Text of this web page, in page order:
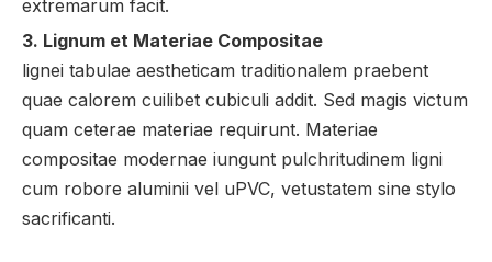
extremarum facit.
3. Lignum et Materiae Compositae
lignei tabulae aestheticam traditionalem praebent
quae calorem cuilibet cubiculi addit. Sed magis victum
quam ceterae materiae requirunt. Materiae
compositae modernae iungunt pulchritudinem ligni
cum robore aluminii vel uPVC, vetustatem sine stylo
sacrificanti.